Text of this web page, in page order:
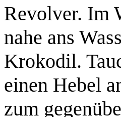
Revolver. Im
nahe ans
Krokodil.
einen Hebel
zum